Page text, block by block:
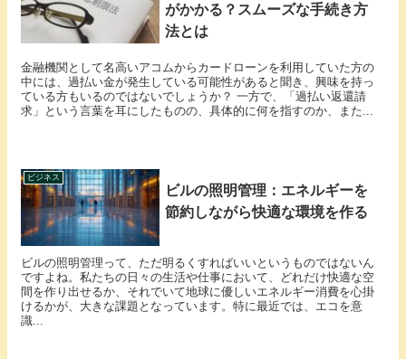
がかかる？スムーズな手続き方
法とは
金融機関として名高いアコムからカードローンを利用していた方の
中には、過払い金が発生している可能性があると聞き、興味を持っ
ている方もいるのではないでしょうか？ 一方で、「過払い返還請
求」という言葉を耳にしたものの、具体的に何を指すのか、また...
ビジネス
ビルの照明管理：エネルギーを
節約しながら快適な環境を作る
ビルの照明管理って、ただ明るくすればいいというものではないん
ですよね。私たちの日々の生活や仕事において、どれだけ快適な空
間を作り出せるか、それでいて地球に優しいエネルギー消費を心掛
けるかが、大きな課題となっています。特に最近では、エコを意
識...